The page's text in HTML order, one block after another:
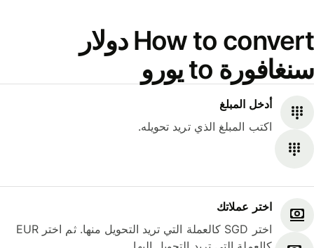
How to convert دولار
سنغافورة to يورو
أدخل المبلغ
اكتب المبلغ الذي تريد تحويله.
اختر عملاتك
اختر SGD كالعملة التي تريد التحويل منها. ثم اختر EUR